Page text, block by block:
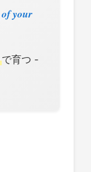
of your
で育つ -